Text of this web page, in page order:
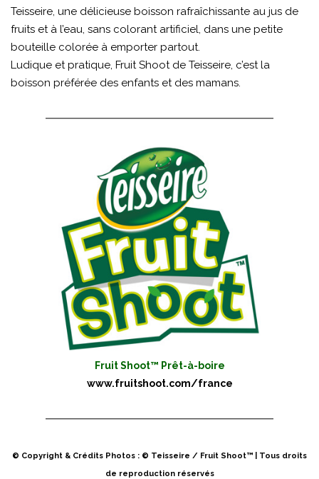
Teisseire, une délicieuse boisson rafraîchissante au jus de
fruits et à l’eau, sans colorant artificiel, dans une petite
bouteille colorée à emporter partout.
Ludique et pratique, Fruit Shoot de Teisseire, c’est la
boisson préférée des enfants et des mamans.
Fruit Shoot™ Prêt-à-boire
www.fruitshoot.com/france
© Copyright & Crédits Photos : © Teisseire / Fruit Shoot™ | Tous droits
de reproduction réservés